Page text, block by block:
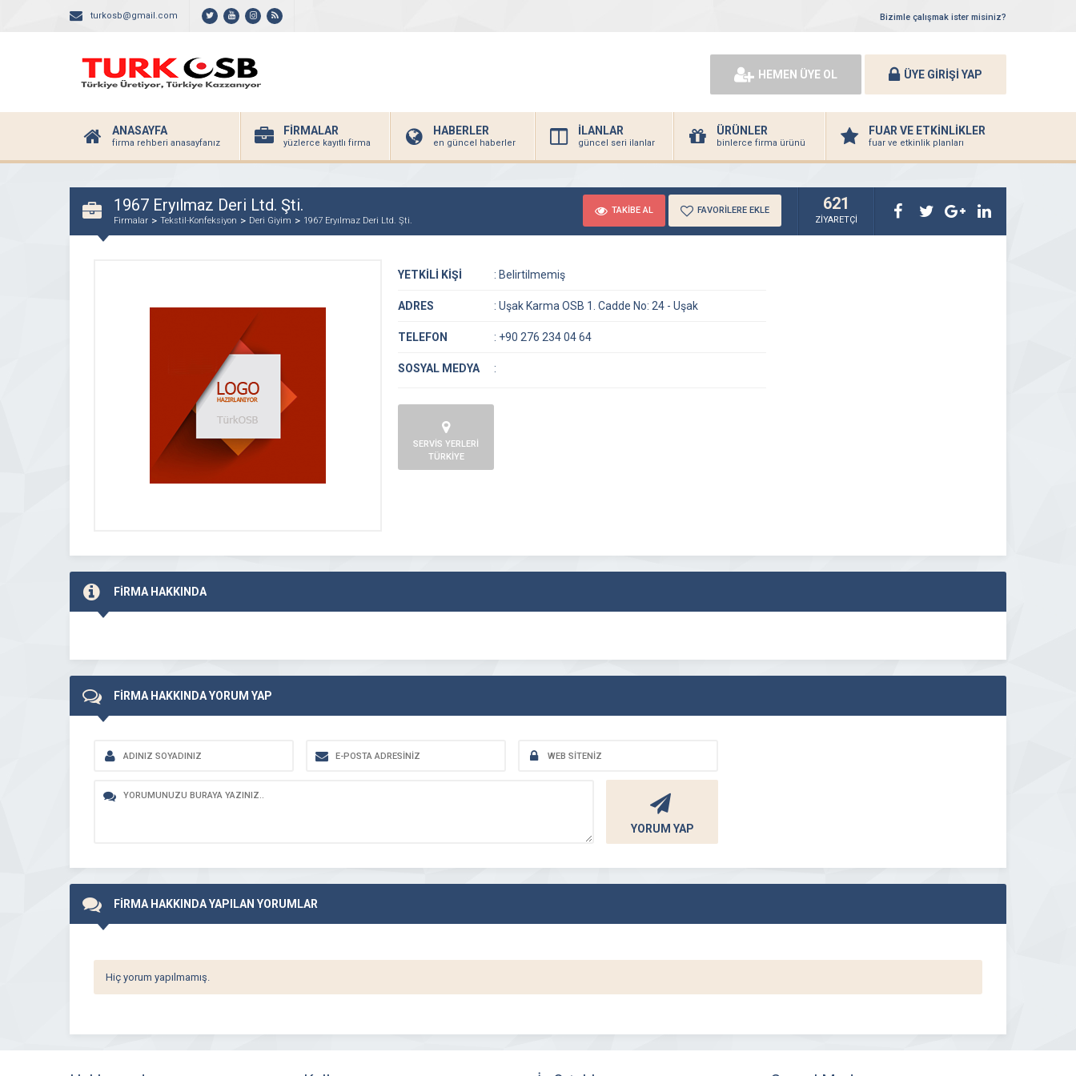
turkosb@gmail.com Bizimle çalışmak ister misiniz?
HEMEN ÜYE OL ÜYE GİRİŞİ YAP
ANASAYFA
firma rehberi anasayfanız
FİRMALAR
yüzlerce kayıtlı firma
HABERLER
en güncel haberler
İLANLAR
güncel seri ilanlar
ÜRÜNLER
binlerce firma ürünü
FUAR VE ETKİNLİKLER
fuar ve etkinlik planları
1967 Eryılmaz Deri Ltd. Şti.
Firmalar Tekstil-Konfeksiyon Deri Giyim 1967 Eryılmaz Deri Ltd. Şti.
TAKİBE AL FAVORİLERE EKLE 621
ZİYARETÇİ
YETKİLİ KİŞİ : Belirtilmemiş
ADRES : Uşak Karma OSB 1. Cadde No: 24 - Uşak
TELEFON : +90 276 234 04 64
SOSYAL MEDYA :
SERVİS YERLERİ
TÜRKİYE
FİRMA HAKKINDA
FİRMA HAKKINDA YORUM YAP
YORUM YAP
FİRMA HAKKINDA YAPILAN YORUMLAR
Hiç yorum yapılmamış.